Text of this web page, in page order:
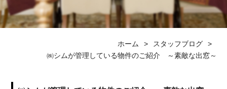
ホーム > スタッフブログ
>
㈱シムが管理している物件のご紹介 ～素敵な出窓～